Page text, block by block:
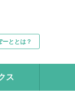
ーととは？
ス